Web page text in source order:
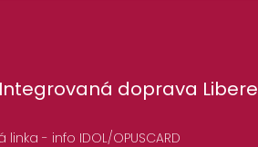
Integrovaná doprava
linka - info IDOL/OPUSCARD